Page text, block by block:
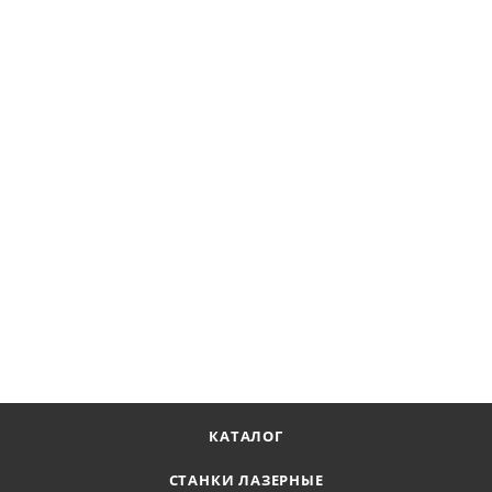
КАТАЛОГ
СТАНКИ ЛАЗЕРНЫЕ